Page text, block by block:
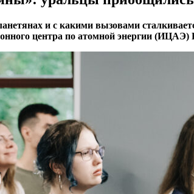
и с какими вызовами
центра по атомной энергии (ИЦАЭ)